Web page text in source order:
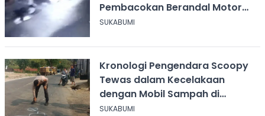
Pembacokan Berandal Motor
Berbendera Persib
SUKABUMI
Kronologi Pengendara Scoopy
Tewas dalam Kecelakaan
dengan Mobil Sampah di
Ciangsana Sukabumi
SUKABUMI